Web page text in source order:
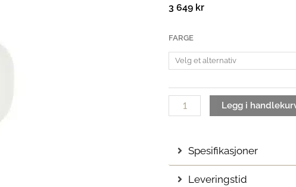
3 649 kr
FARGE
Rime
Taklampe
| Ø25
Legg i
Spesifikasjoner
Leveringstid